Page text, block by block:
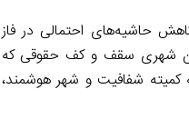
حاشیه‌های احتمالی در فاز
شهری سقف و کف حقوقی که
کمیته شفافیت و شهر هوشمند،